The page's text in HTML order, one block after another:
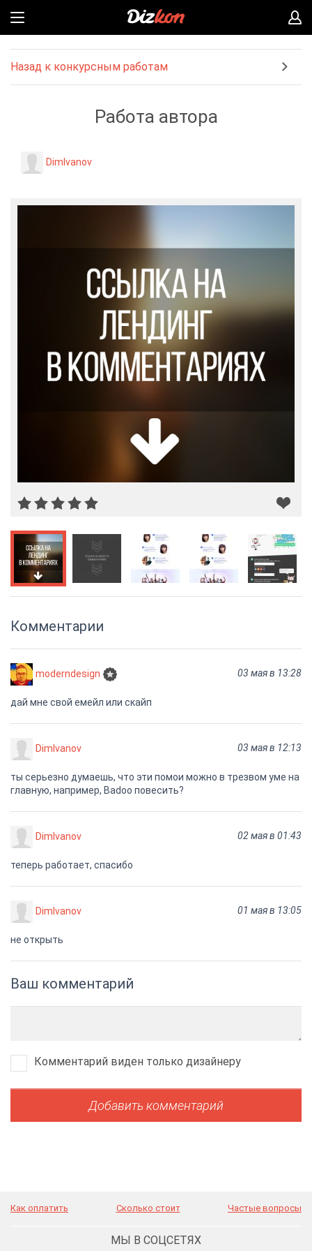
Назад к конкурсным работам
Работа автора
DimIvanov
Комментарии
03 мая в 13:28
moderndesign
дай мне свой емейл или скайп
03 мая в 12:13
DimIvanov
ты серьезно думаешь, что эти помои можно в трезвом уме на
главную, например, Badoo повесить?
02 мая в 01:43
DimIvanov
теперь работает, спасибо
01 мая в 13:05
DimIvanov
не открыть
Ваш комментарий
Комментарий виден только дизайнеру
Как оплатить Сколько стоит Частые вопросы
МЫ В СОЦСЕТЯХ